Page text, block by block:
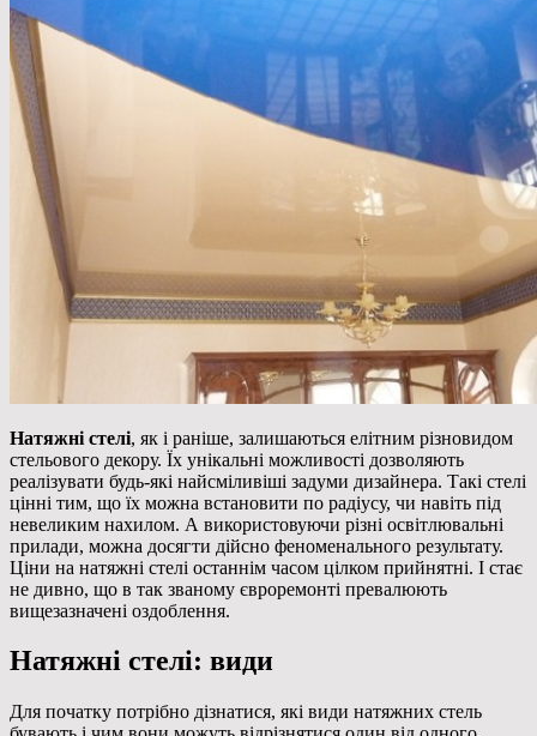
Натяжні стелі, як і раніше, залишаються елітним різновидом
стельового декору. Їх унікальні можливості дозволяють
реалізувати будь-які найсміливіші задуми дизайнера. Такі стелі
цінні тим, що їх можна встановити по радіусу, чи навіть під
невеликим нахилом. А використовуючи різні освітлювальні
прилади, можна досягти дійсно феноменального результату.
Ціни на натяжні стелі останнім часом цілком прийнятні. І стає
не дивно, що в так званому євроремонті превалюють
вищезазначені оздоблення.
Натяжні стелі: види
Для початку потрібно дізнатися, які види натяжних стель